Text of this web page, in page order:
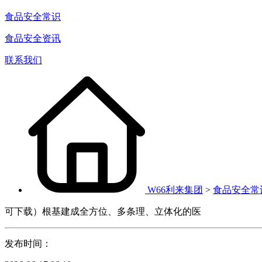
食品安全常识
食品安全资讯
联系我们
W66利来集团 > 食品安全常
可下载）根基建成全方位、多条理、立体化的医
发布时间：